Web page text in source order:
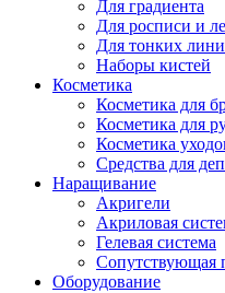
Для градиента
Для росписи и
Для тонких
Наборы кистей
Косметика
Косметика для
Косметика для
Косметика
Средства для
Наращивание
Акригели
Акриловая
Гелевая система
Сопутствующая
Оборудование